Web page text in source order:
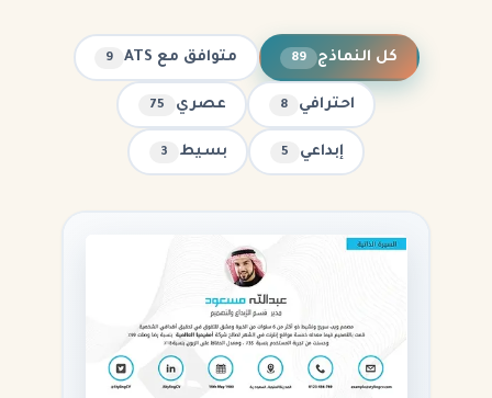
كل النماذج 89 متوافق مع ATS 9
احترافي 8 عصري 75
إبداعي 5 بسيط 3